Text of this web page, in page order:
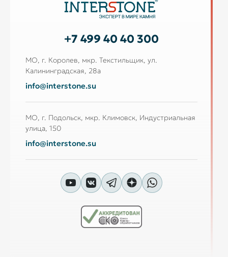
+7 499 40 40 300
МО, г. Королев, мкр. Текстильщик, ул.
Калининградская, 28а
info@interstone.su
МО, г. Подольск, мкр. Климовск, Индустриальная
улица, 150
info@interstone.su